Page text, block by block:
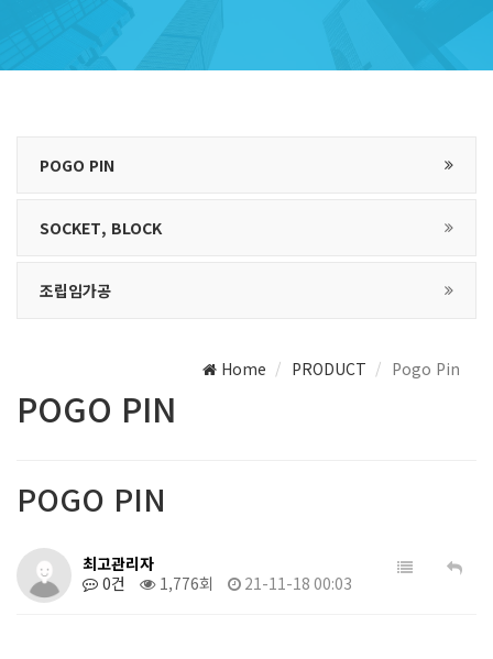
POGO PIN
SOCKET, BLOCK
조립임가공
Home PRODUCT Pogo Pin
POGO PIN
POGO PIN
최고관리자
0건
1,776회 21-11-18 00:03